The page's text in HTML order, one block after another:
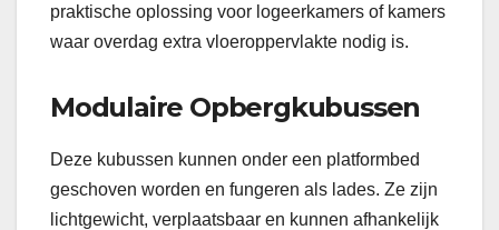
praktische oplossing voor logeerkamers of kamers
waar overdag extra vloeroppervlakte nodig is.
Modulaire Opbergkubussen
Deze kubussen kunnen onder een platformbed
geschoven worden en fungeren als lades. Ze zijn
lichtgewicht, verplaatsbaar en kunnen afhankelijk